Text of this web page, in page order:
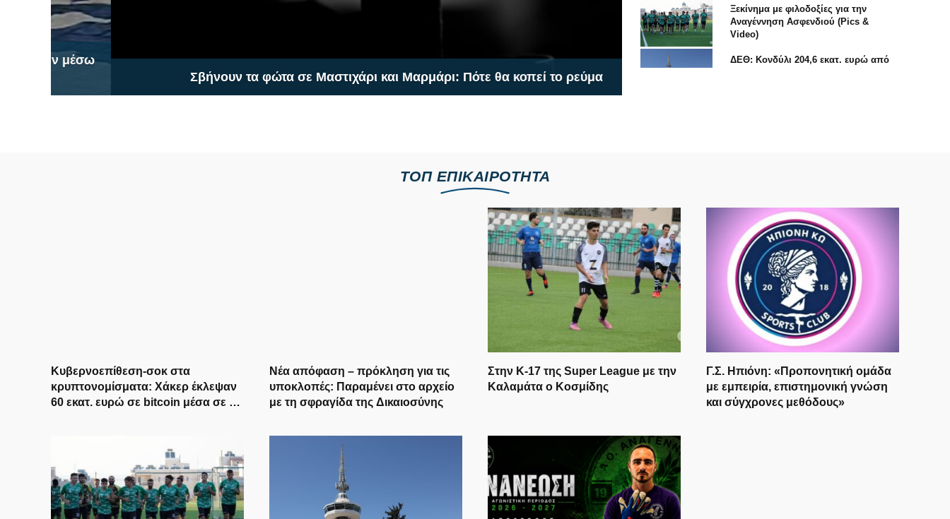
Σβήνουν τα φώτα σε Μαστιχάρι και Μαρμάρι: Πότε θα κοπεί το ρεύμα
Κατερίνα Γαβαλά στον ΣΚΑΪ: «Με 25
Ξεκίνημα με φιλοδοξίες για την
Αναγέννηση Ασφενδιού (Pics &
Video)
ΔΕΘ: Κονδύλι 204,6 εκατ. ευρώ από
Γιορτή της παράδοσης και της
μέλισσας: Έρχεται το 3ο Φεστιβάλ
Μελιού στην Κέφαλο
Χαιρετισμός του Νικολάου
Στ.Μανούση για την παρουσίαση του
βιβλίου του Σταμάτη Αλαχιώτη
«Βαβελιάδα»
ΤΟΠ ΕΠΙΚΑΙΡΟΤΗΤΑ
Κυβερνοεπίθεση-σοκ στα
κρυπτονομίσματα: Χάκερ έκλεψαν
60 εκατ. ευρώ σε bitcoin μέσα σε 41
Νέα απόφαση – πρόκληση για τις
υποκλοπές: Παραμένει στο αρχείο
με τη σφραγίδα της Δικαιοσύνης
Στην Κ-17 της Super League με την
Καλαμάτα ο Κοσμίδης
Γ.Σ. Ηπιόνη: «Προπονητική ομάδα
με εμπειρία, επιστημονική γνώση
και σύγχρονες μεθόδους»